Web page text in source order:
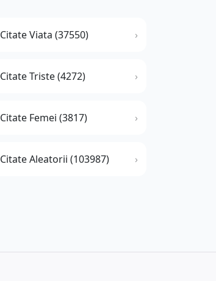
Citate Viata (37550)
Citate Triste (4272)
Citate Femei (3817)
Citate Aleatorii (103987)